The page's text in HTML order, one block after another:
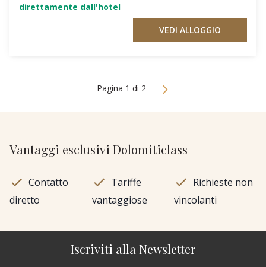
direttamente dall'hotel
VEDI ALLOGGIO
Pagina 1 di 2
Vantaggi esclusivi Dolomiticlass
Contatto
diretto
Tariffe
vantaggiose
Richieste non
vincolanti
Iscriviti alla Newsletter